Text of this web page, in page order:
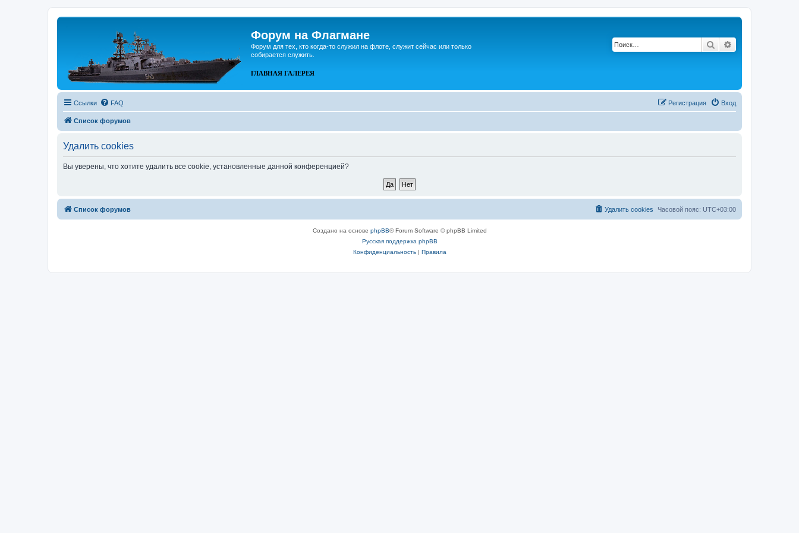
Форум на Флагмане
Форум для тех, кто когда-то служил на флоте, служит сейчас или только
собирается служить.
ГЛАВНАЯ ГАЛЕРЕЯ
Поиск
Ссылки FAQ Вход
Регистрация
Список форумов
Удалить cookies
Вы уверены, что хотите удалить все cookie, установленные данной конференцией?
Список форумов Часовой пояс: UTC+03:00
Удалить cookies
Создано на основе phpBB® Forum Software © phpBB Limited
Русская поддержка phpBB
Конфиденциальность| Правила